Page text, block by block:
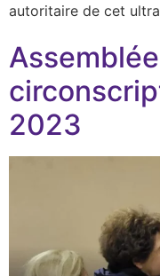
autoritaire de cet
2023